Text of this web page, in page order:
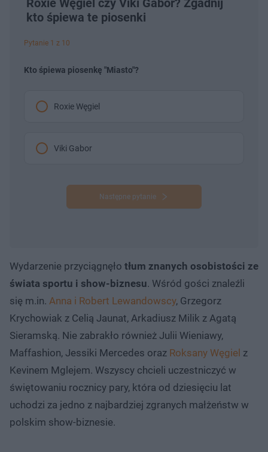
kto śpiewa te piosenki
Pytanie 1 z 10
Kto śpiewa piosenkę "Miasto"?
Roxie Węgiel
Viki Gabor
Następne pytanie
Wydarzenie przyciągnęło tłum znanych osobistości ze
świata sportu i show-biznesu. Wśród gości znaleźli
się m.in. Anna i Robert Lewandowscy, Grzegorz
Krychowiak z Celią Jaunat, Arkadiusz Milik z Agatą
Sieramską. Nie zabrakło również Julii Wieniawy,
Maffashion, Jessiki Mercedes oraz Roksany Węgiel z
Kevinem Mglejem. Wszyscy chcieli uczestniczyć w
świętowaniu rocznicy pary, która od dziesięciu lat
uchodzi za jedno z najbardziej zgranych małżeństw w
polskim show-biznesie.